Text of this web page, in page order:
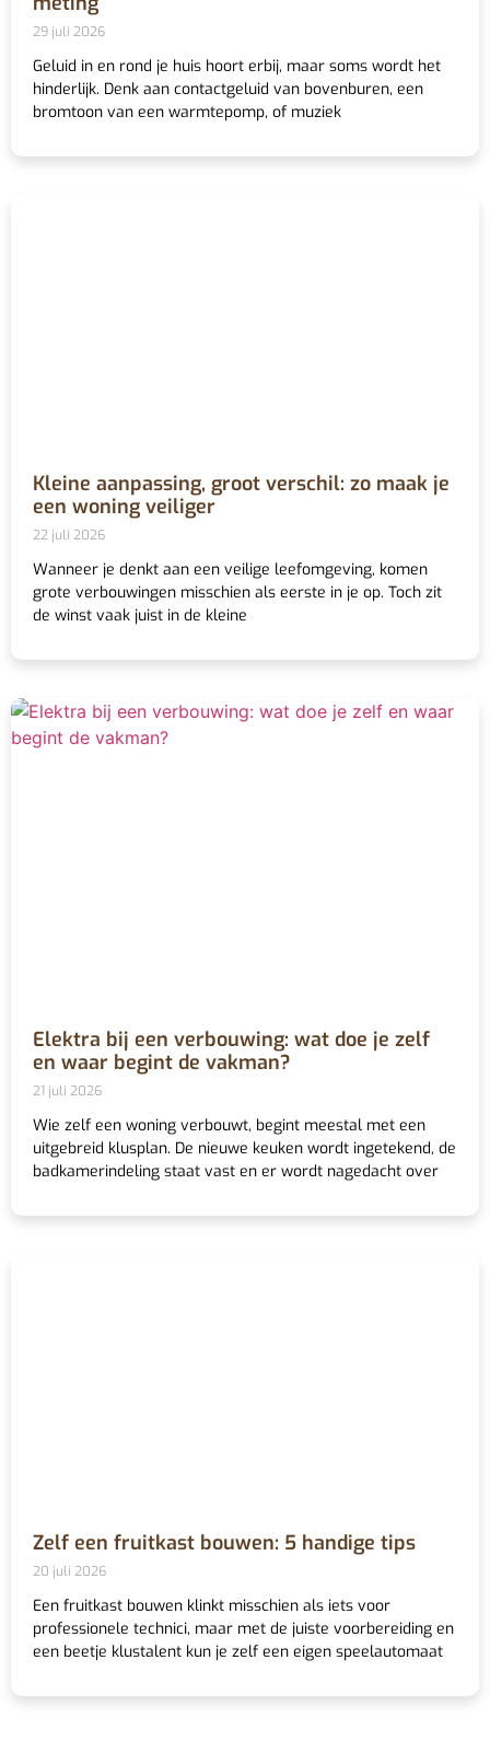
29 juli 2026
Geluid in en rond je huis hoort erbij, maar soms wordt het
hinderlijk. Denk aan contactgeluid van bovenburen, een
bromtoon van een warmtepomp, of muziek
Kleine aanpassing, groot verschil: zo maak je
een woning veiliger
22 juli 2026
Wanneer je denkt aan een veilige leefomgeving, komen
grote verbouwingen misschien als eerste in je op. Toch zit
de winst vaak juist in de kleine
Elektra bij een verbouwing: wat doe je zelf
en waar begint de vakman?
21 juli 2026
Wie zelf een woning verbouwt, begint meestal met een
uitgebreid klusplan. De nieuwe keuken wordt ingetekend, de
badkamerindeling staat vast en er wordt nagedacht over
Zelf een fruitkast bouwen: 5 handige tips
20 juli 2026
Een fruitkast bouwen klinkt misschien als iets voor
professionele technici, maar met de juiste voorbereiding en
een beetje klustalent kun je zelf een eigen speelautomaat